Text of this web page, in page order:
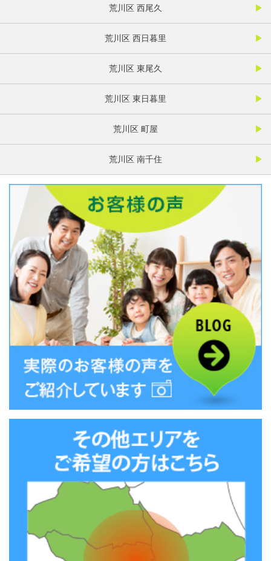
荒川区 西尾久
荒川区 西日暮里
荒川区 東尾久
荒川区 東日暮里
荒川区 町屋
荒川区 南千住